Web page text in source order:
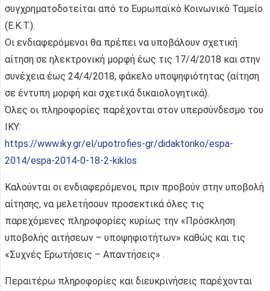
συγχρηματοδοτείται από το Ευρωπαϊκό Κοινωνικό Ταμείο
(Ε.Κ.Τ.).
Οι ενδιαφερόμενοι θα πρέπει να υποβάλουν σχετική
αίτηση σε ηλεκτρονική μορφή έως τις 17/4/2018 και στην
συνέχεια έως 24/4/2018, φάκελο υποψηφιότητας (αίτηση
σε έντυπη μορφή και σχετικά δικαιολογητικά).
Όλες οι πληροφορίες παρέχονται στον υπερσύνδεσμο του
ΙΚΥ:
https://www.iky.gr/el/upotrofies-gr/didaktoriko/espa-
2014/espa-2014-0-18-2-kiklos
Καλούνται οι ενδιαφερόμενοι, πριν προβούν στην υποβολή
αίτησης, να μελετήσουν προσεκτικά όλες τις
παρεχόμενες πληροφορίες κυρίως την «Πρόσκληση
υποβολής αιτήσεων – υποψηφιοτήτων» καθώς και τις
«Συχνές Ερωτήσεις – Απαντήσεις» .
Περαιτέρω πληροφορίες και διευκρινήσεις παρέχονται